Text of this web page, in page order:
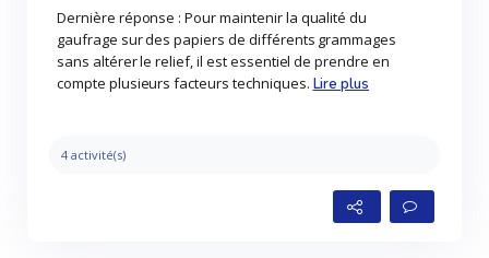
Dernière réponse : Pour maintenir la qualité du
gaufrage sur des papiers de différents grammages
sans altérer le relief, il est essentiel de prendre en
compte plusieurs facteurs techniques. Lire plus
4 activité(s)